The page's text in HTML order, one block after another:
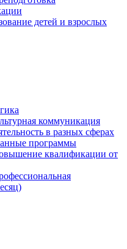
детей и взрослых
коммуникация
в разных сферах
программы
квалификации от